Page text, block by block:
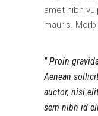
amet nibh
mauris.
Proin
Aenean
auctor, nisi
sem nibh id